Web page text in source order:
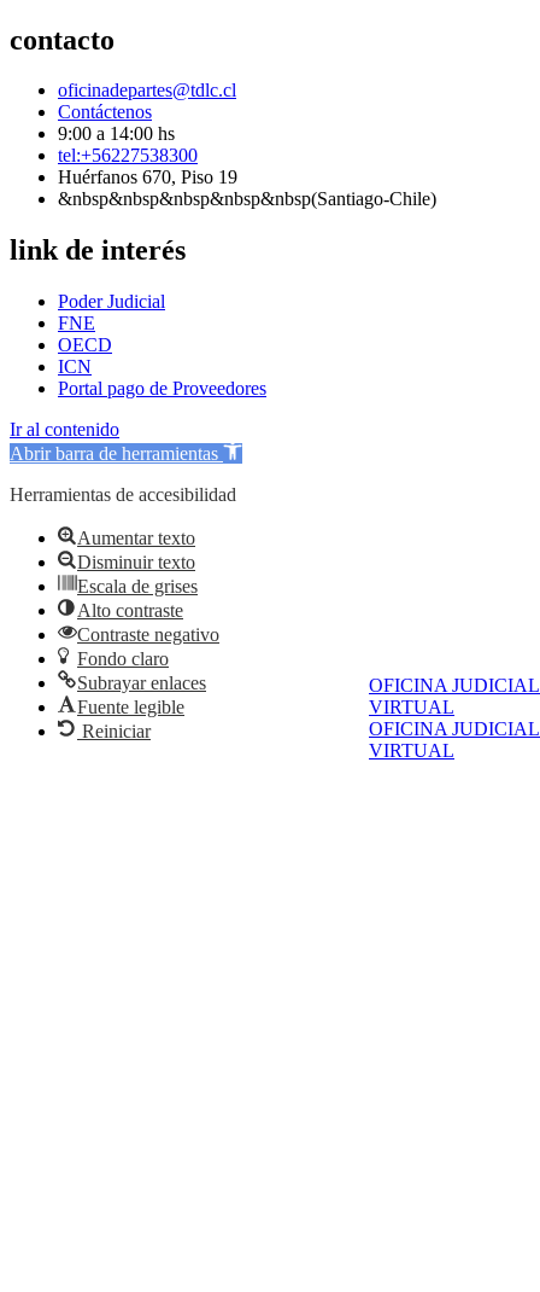
OFICINA JUDICIAL
VIRTUAL
OFICINA JUDICIAL
VIRTUAL
contacto
oficinadepartes@tdlc.cl
Contáctenos
9:00 a 14:00 hs
tel:+56227538300
Huérfanos 670, Piso 19
&nbsp&nbsp&nbsp&nbsp&nbsp(Santiago-Chile)
link de interés
Poder Judicial
FNE
OECD
ICN
Portal pago de Proveedores
Ir al contenido
Abrir barra de herramientas
Herramientas de accesibilidad
Aumentar texto
Disminuir texto
Escala de grises
Alto contraste
Contraste negativo
Fondo claro
Subrayar enlaces
Fuente legible
Reiniciar